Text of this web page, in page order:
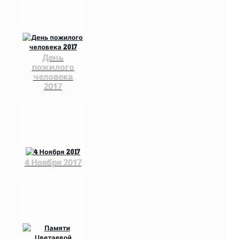
День
пожилого
человека
2017
4 Ноября 2017